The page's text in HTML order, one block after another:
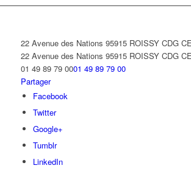
22 Avenue des Nations 95915 ROISSY CDG
22 Avenue des Nations 95915 ROISSY CDG
01 49 89 79 0001 49 89 79 00
Partager
Facebook
Twitter
Google+
Tumblr
LinkedIn